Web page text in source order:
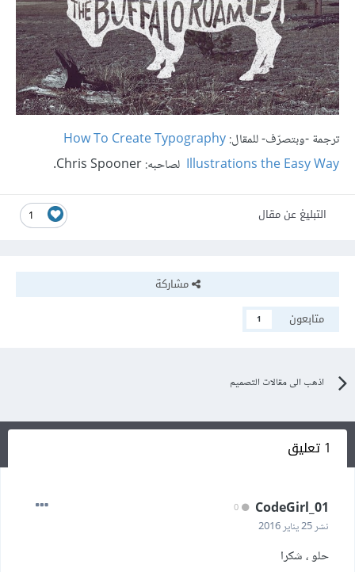
ترجمة -وبتصرّف- للمقال:How To Create Typography
Illustrations the Easy Way لصاحبه: Chris Spooner.
1 التبليغ عن مقال
مشاركة
متابعون
1
اذهب الى مقالات التصميم
1 تعليق
CodeGirl_01
نشر25 يناير 2016
حلو ، شكرا